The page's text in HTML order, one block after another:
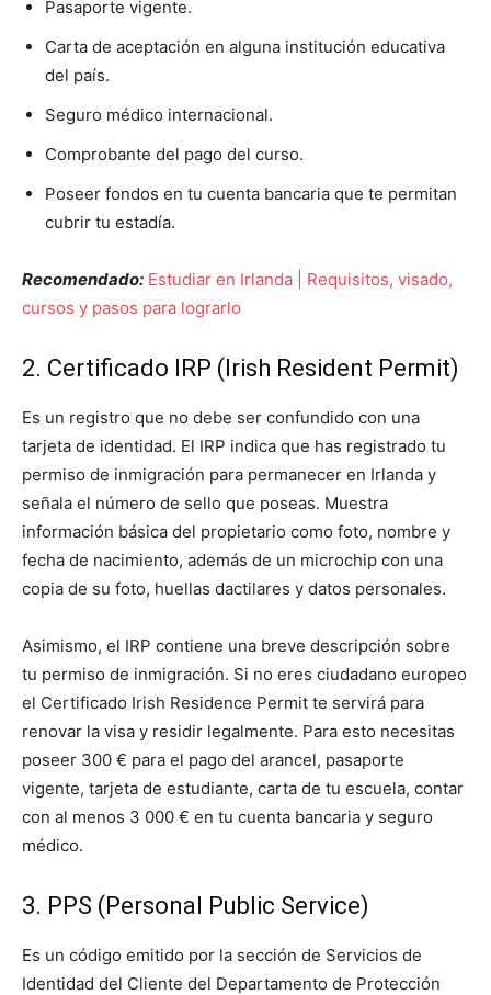
Pasaporte vigente.
Carta de aceptación en alguna institución educativa
del país.
Seguro médico internacional.
Comprobante del pago del curso.
Poseer fondos en tu cuenta bancaria que te permitan
cubrir tu estadía.
Recomendado: Estudiar en Irlanda | Requisitos, visado,
cursos y pasos para lograrlo
2. Certificado IRP (Irish Resident Permit)
Es un registro que no debe ser confundido con una
tarjeta de identidad. El IRP indica que has registrado tu
permiso de inmigración para permanecer en Irlanda y
señala el número de sello que poseas. Muestra
información básica del propietario como foto, nombre y
fecha de nacimiento, además de un microchip con una
copia de su foto, huellas dactilares y datos personales.
Asimismo, el IRP contiene una breve descripción sobre
tu permiso de inmigración. Si no eres ciudadano europeo
el Certificado Irish Residence Permit te servirá para
renovar la visa y residir legalmente. Para esto necesitas
poseer 300 € para el pago del arancel, pasaporte
vigente, tarjeta de estudiante, carta de tu escuela, contar
con al menos 3 000 € en tu cuenta bancaria y seguro
médico.
3. PPS (Personal Public Service)
Es un código emitido por la sección de Servicios de
Identidad del Cliente del Departamento de Protección